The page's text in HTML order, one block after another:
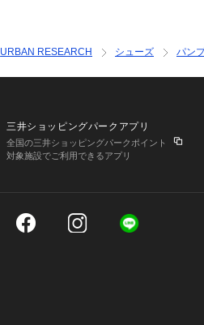
URBAN RESEARCH シューズ パン
三井ショッピングパークアプリ
全国の三井ショッピングパークポイント
対象施設でご利用できるアプリ